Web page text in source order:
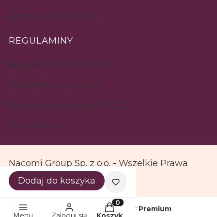
Zwroty i reklamacje
REGULAMINY
Regulamin (AKTUALNY)
Regulamin promocji
Polityka prywatności RODO
Pliki cookies
Nacomi Group Sp. z o.o. - Wszelkie Prawa
Zastrzeżone
Sklep internetowyShoper Premium
Dodaj do koszyka
Produkty w koszyku: 0.